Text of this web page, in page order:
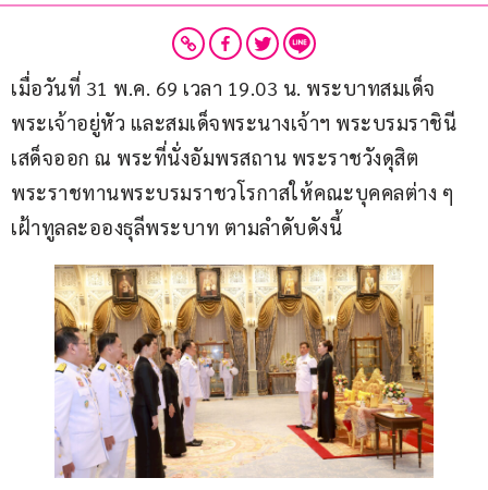
เมื่อวันที่ 31 พ.ค. 69 เวลา 19.03 น. พระบาทสมเด็จ
พระเจ้าอยู่หัว และสมเด็จพระนางเจ้าฯ พระบรมราชินี
เสด็จออก ณ พระที่นั่งอัมพรสถาน พระราชวังดุสิต
พระราชทานพระบรมราชวโรกาสให้คณะบุคคลต่าง ๆ
เฝ้าทูลละอองธุลีพระบาท ตามลำดับดังนี้